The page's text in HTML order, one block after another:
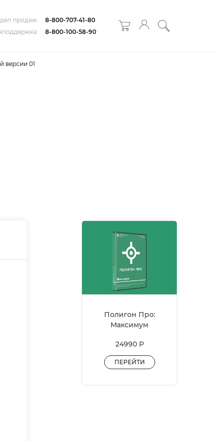
продаж:
8-800-707-41-80
8-800-100-58-90
версии 01
Полигон Про:
Максимум
24990 Р
ПЕРЕЙТИ